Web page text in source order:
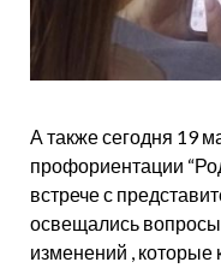
А также сегодня 19
профориентации
встрече с
освещались
изменений , которые